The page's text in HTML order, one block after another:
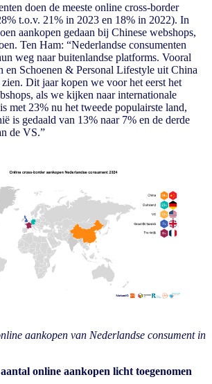
doen de meeste online cross-border
t.o.v. 21% in 2023 en 18% in 2022). In
aankopen gedaan bij Chinese webshops,
Ten Ham: “Nederlandse consumenten
weg naar buitenlandse platforms. Vooral
Schoenen & Personal Lifestyle uit China
Dit jaar kopen we voor het eerst het
als we kijken naar internationale
met 23% nu het tweede populairste land,
is gedaald van 13% naar 7% en de derde
de VS.”
aankopen van Nederlandse consument in
online aankopen licht toegenomen